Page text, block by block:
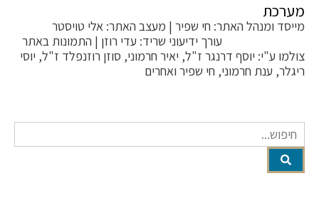
ומנהל האתר: חי שפיר | מעצב האתר: אלי טויסטר
עורך ידיעוני שריד: עדי רוזן | התמונות באתר
ע"י: יוסף דרנגר ז"ל, יאיר חרמוני, סוזן רוזנפלד ז"ל, יוסי
ענת חרמוני, חי שפיר ואחרים